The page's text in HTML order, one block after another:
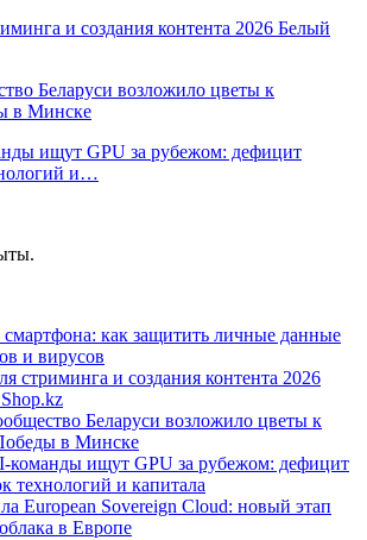
и создания контента 2026 Белый
Беларуси возложило цветы к
в Минске
ищут GPU за рубежом: дефицит
и…
смартфона: как защитить личные данные
и вирусов
стриминга и создания контента 2026
Беларуси возложило цветы к
в Минске
команды ищут GPU за рубежом: дефицит
технологий и капитала
European Sovereign Cloud: новый этап
в Европе